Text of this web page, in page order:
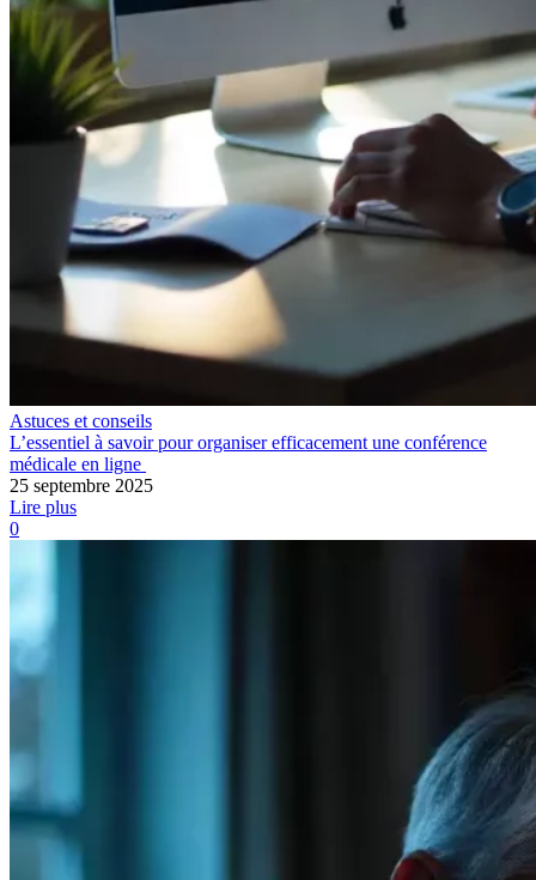
Astuces et conseils
L’essentiel à savoir pour organiser efficacement une conférence
médicale en ligne
25 septembre 2025
Lire plus
0